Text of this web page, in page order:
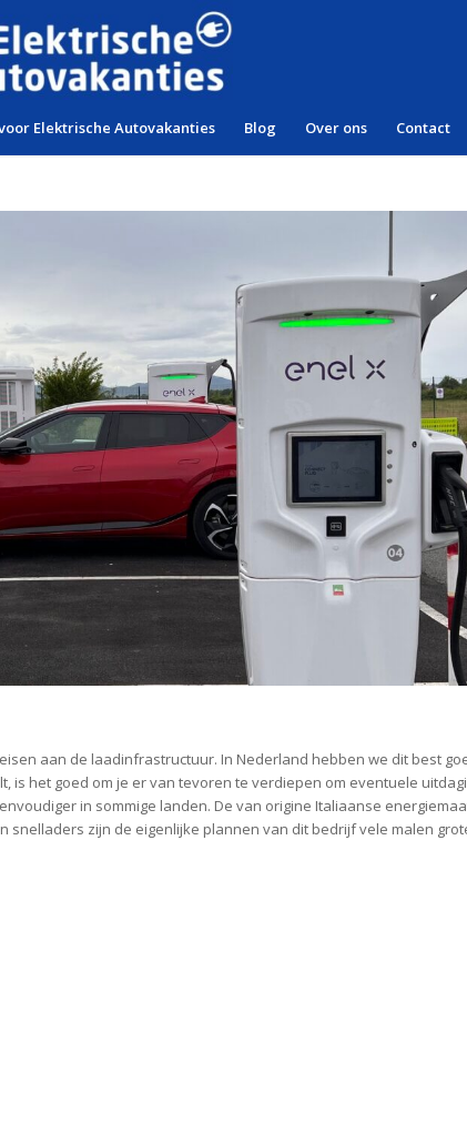
Elektrische Autovakanties Blog Over ons Contact
aan de laadinfrastructuur. In Nederland hebben we dit best
het goed om je er van tevoren te verdiepen om eventuele
in sommige landen. De van origine Italiaanse
zijn de eigenlijke plannen van dit bedrijf vele malen